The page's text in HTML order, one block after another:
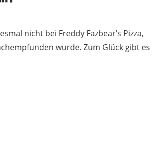
nicht bei Freddy Fazbear’s Pizza,
wurde. Zum Glück gibt es